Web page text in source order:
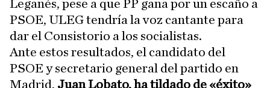
Leganés, pese a que PP gana por un escaño a
PSOE, ULEG tendría la voz cantante para
dar el Consistorio a los socialistas.
Ante estos resultados, el candidato del
PSOE y secretario general del partido en
Madrid, Juan Lobato, ha tildado de «éxito»